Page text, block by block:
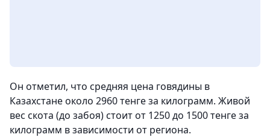
Он отметил, что средняя цена говядины в
Казахстане около 2960 тенге за килограмм. Живой
вес скота (до забоя) стоит от 1250 до 1500 тенге за
килограмм в зависимости от региона.